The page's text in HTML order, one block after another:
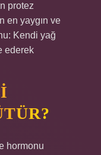
protez
en yaygın ve
Kendi yağ
ederek
hormonu